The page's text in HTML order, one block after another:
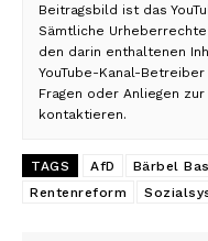
Beitragsbild ist das
Sämtliche
den darin enthaltenen
YouTube-Kanal-
Fragen oder Anliegen
kontaktieren.
TAGS AfD Bärbel Bas
Rentenreform